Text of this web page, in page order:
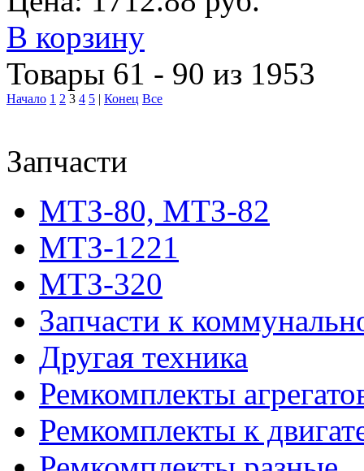
В корзину
Товары 61 - 90 из 1953
Начало 1 2 3 4 5 | Конец Все
Запчасти
МТЗ-80, МТЗ-82
МТЗ-1221
МТЗ-320
Запчасти к
Другая техника
Ремкомплекты
Ремкомплекты к